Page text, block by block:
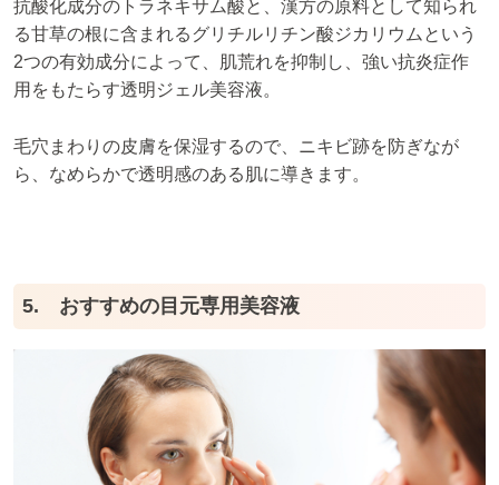
抗酸化成分のトラネキサム酸と、漢方の原料として知られ
る甘草の根に含まれるグリチルリチン酸ジカリウムという
2つの有効成分によって、肌荒れを抑制し、強い抗炎症作
用をもたらす透明ジェル美容液。
毛穴まわりの皮膚を保湿するので、ニキビ跡を防ぎなが
ら、なめらかで透明感のある肌に導きます。
5. おすすめの目元専用美容液